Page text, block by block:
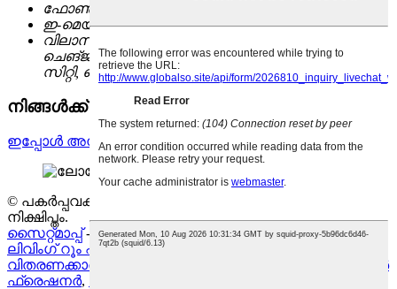
ഫോൺ:
ഇ-മെയിൽ: sales@cndelishi.com
വിലാസം:
ചെങ്ജിയാങ് ഉപജില്ല, ഹുവാങ്‌യാൻ, തായ്‌ഷൗ
സിറ്റി, ഷെജിയാങ്, ചൈന
നിങ്ങൾക്ക് ഞങ്ങളെ ഇവിടെ ബന്ധപ്പെടാം.
ഇപ്പോൾ അന്വേഷണം
© പകർപ്പവകാശം - 2010-2023 : എല്ലാ അവകാശങ്ങളും
നിക്ഷിപ്തം.
സൈറ്റ്മാപ്പ്- AMP മൊബൈൽ
ലിവിംഗ് റൂം എയർ ഫ്രെഷനർ
വിതരണക്കാരൻ
ബെഡ്റൂം എയർ
ഫ്രെഷനർ,